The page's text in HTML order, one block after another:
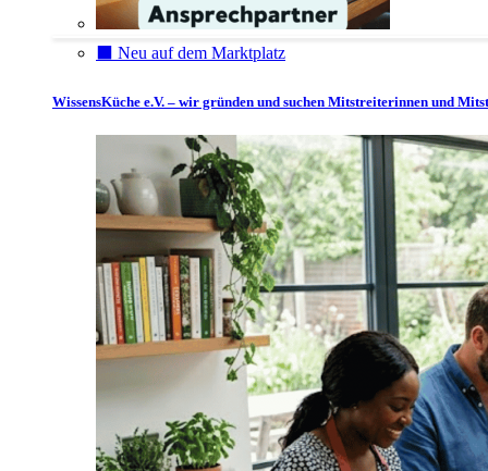
⬛️ Neu auf dem Marktplatz
WissensKüche e.V. – wir gründen und suchen Mitstreiterinnen und